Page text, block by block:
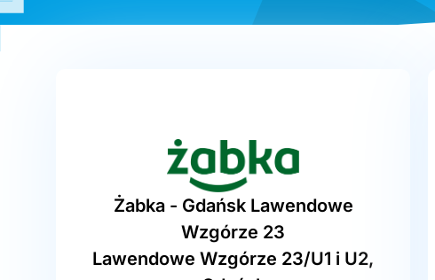
Żabka - Gdańsk Lawendowe
Wzgórze 23
Lawendowe Wzgórze 23/U1 i U2,